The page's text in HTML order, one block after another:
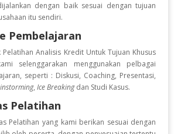
dengan baik sesuai dengan tujuan
itu sendiri.
Pembelajaran
Pelatihan Analisis Kredit Untuk Tujuan Khusus
selenggarakan menggunakan pelbagai
seperti : Diskusi, Coaching, Presentasi,
, Ice Breakingdan Studi Kasus.
Pelatihan
Pelatihan yang kami berikan sesuai dengan